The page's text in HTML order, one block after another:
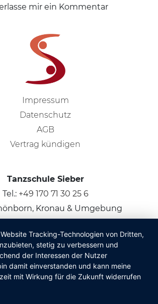
mir ein Kommentar
Impressum
Datenschutz
AGB
Vertrag kündigen
Tanzschule Sieber
Tel.: +49 170 71 30 25 6
Kronau & Umgebung
© 2026 Claus Sieber
Tracking-Technologien von Dritten,
stetig zu verbessern und
der Interessen der Nutzer
damit einverstanden und kann meine
mit Wirkung für die Zukunft widerrufen